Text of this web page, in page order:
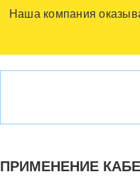
Наша компания
ПРИМЕНЕНИЕ